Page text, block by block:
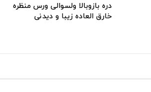
دره بازوبالا ولسوالی ورس منظره
خارق العاده زیبا و دیدنی